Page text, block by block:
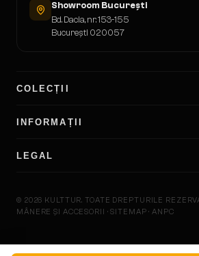
Showroom București
Bd. Dacia, nr. 153-155
București 020057
COLECȚII
INFORMAȚII
LEGAL
© 2026 KULTTUR. TOATE DREPTURILE
MÂNERE ȘI ACCESORII · SITEMAP · ANPC